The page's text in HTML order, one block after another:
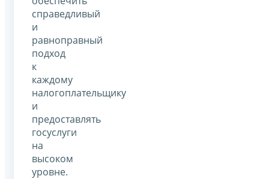
справедливый
и
равноправный
подход
к
каждому
налогоплательщику
и
предоставлять
госуслуги
на
высоком
уровне.